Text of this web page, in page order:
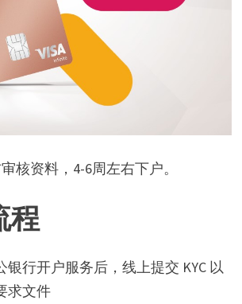
核资料，4-6周左右下户。
程
银行开户服务后，线上提交 KYC 以
求文件